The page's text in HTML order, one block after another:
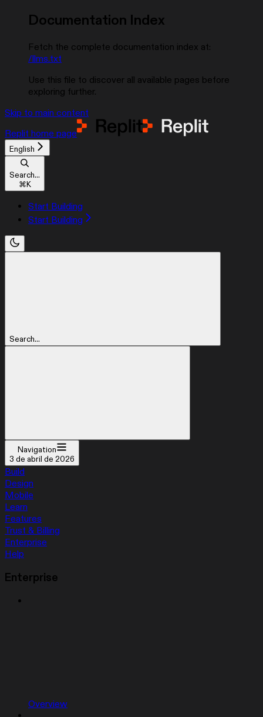
Documentation Index
Fetch the complete documentation index at:
/llms.txt
Use this file to discover all available pages before
exploring further.
Skip to main content
Replit home page
English
Search...
⌘K
Start Building
Start Building
Search...
Navigation
3 de abril de 2026
Build
Design
Mobile
Learn
Features
Trust & Billing
Enterprise
Help
Enterprise
Overview